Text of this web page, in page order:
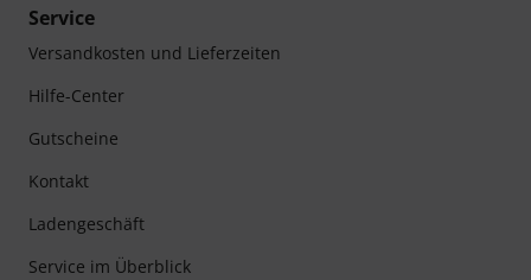
Service
Versandkosten und Lieferzeiten
Hilfe-Center
Gutscheine
Kontakt
Ladengeschäft
Service im Überblick